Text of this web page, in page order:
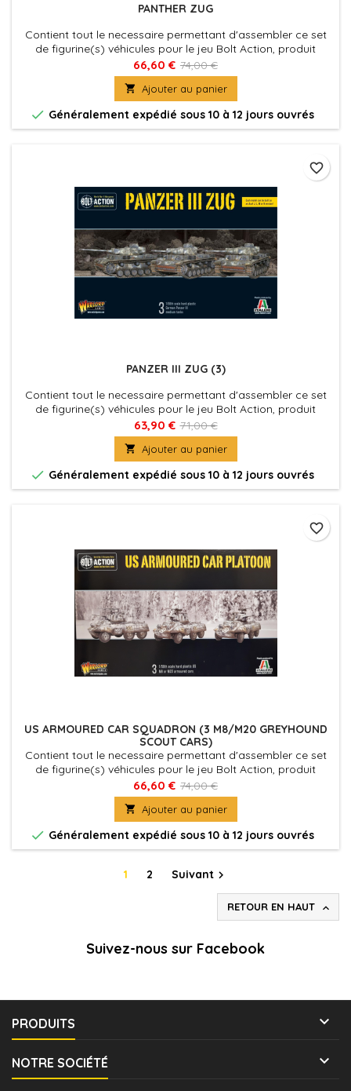
PANTHER ZUG
Contient tout le necessaire permettant d'assembler ce set
de figurine(s) véhicules pour le jeu Bolt Action, produit
fournies avec leurs socles. Figurine(s) Véhicule(s) à peindre
et à assembler
66,60 € 74,00 €
 Ajouter au panier
 Généralement expédié sous 10 à 12 jours ouvrés
PANZER III ZUG (3)
Contient tout le necessaire permettant d'assembler ce set
de figurine(s) véhicules pour le jeu Bolt Action, produit
fournies avec leurs socles. Figurine(s) Véhicule(s) à peindre
et à assembler
63,90 € 71,00 €
 Ajouter au panier
 Généralement expédié sous 10 à 12 jours ouvrés
favorite_border
US ARMOURED CAR SQUADRON (3 M8/M20 GREYHOUND
SCOUT CARS)
Contient tout le necessaire permettant d'assembler ce set
de figurine(s) véhicules pour le jeu Bolt Action, produit
fournies avec leurs socles. Figurine(s) Véhicule(s) à peindre
et à assembler
66,60 € 74,00 €
 Ajouter au panier
 Généralement expédié sous 10 à 12 jours ouvrés
favorite_border
1 2 Suivant
RETOUR EN HAUT 
Suivez-nous sur Facebook
PRODUITS 
NOTRE SOCIÉTÉ 